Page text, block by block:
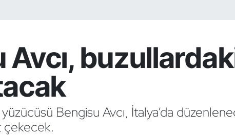
Avcı,
Bengisu Avcı, İtalya’da
çekecek.